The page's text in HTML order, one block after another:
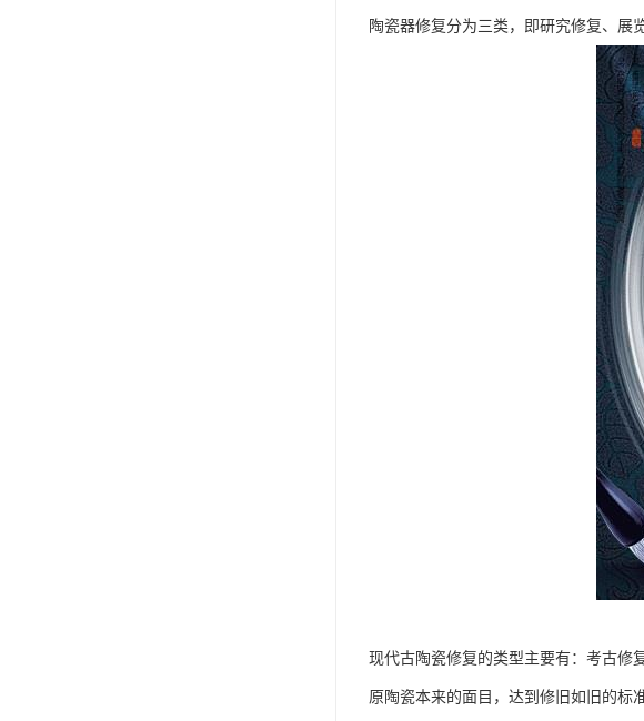
陶瓷器修复分为三类，即研究修复、展
现代古陶瓷修复的类型主要有：考古修
原陶瓷本来的面目，达到修旧如旧的标